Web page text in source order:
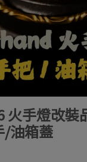
火手燈改裝
/油箱蓋